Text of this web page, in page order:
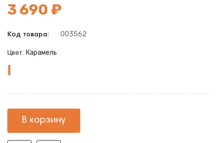
3 690 ₽
Код товара: 003562
Цвет: Карамель
В корзину